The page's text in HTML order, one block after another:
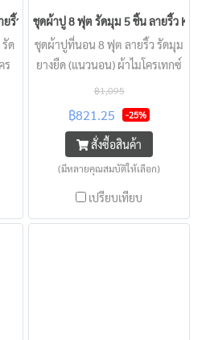
ว KISS หนา 2 - 22 นิ้ว
ด
ร
ชุดผ้าปู 8 ฟุต รัดมุม 5 ชิ้น ลายริ้ว
ชุดผ้าปูที่นอน 8 ฟุต ลายริ้ว รัดมุม
ยางยืด (แนวนอน) ผ้าไมโครเทกซ์
KISS แบบโรงแรม นุ่มลื่น
ครอบคลุมทุกความหนาที่นอน
สัมผสเย็น นอนสบาย
฿1,095
฿821.25 -25%
สั่งซื้อสินค้า
(มีหลายคุณสมบัติให้เลือก)
เปรียบเทียบ